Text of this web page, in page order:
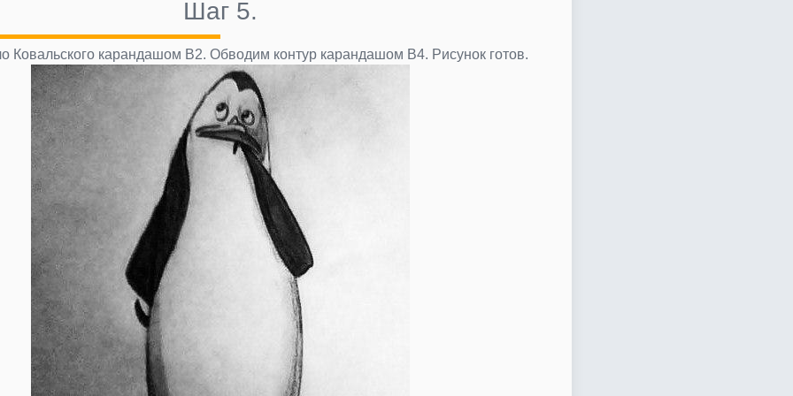
Шаг 5.
Ковальского карандашом В2. Обводим контур карандашом В4. Рисунок готов.